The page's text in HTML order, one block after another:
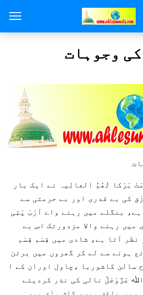
وجوہات
بَرَکا تُھُمُ العالِیہ نے ایک بار
کی بے قدری اور بے حرمتی سے
بنگلے میں رہنے واے اَرَبْ پَتِی
میں رہنے والا مزدورتک اس بے
نظر آتا ہے، شادی میں قِسْم قِسْم
ہونے سے لے کر گھروں میں برتن
سالن کاشوربا ،چاول اوران کے ا
عَزَّوَجَلَّ نالی کی نذر کردیئے
سب واقف ہیں، کاش رِزْق میں